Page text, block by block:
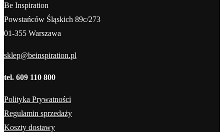
Be Inspiration
Powstańców Śląskich 89c/273
01-355 Warszawa
sklep@beinspiration.pl
tel. 609 110 800
Polityka Prywatności
Regulamin sprzedaży
Koszty dostawy